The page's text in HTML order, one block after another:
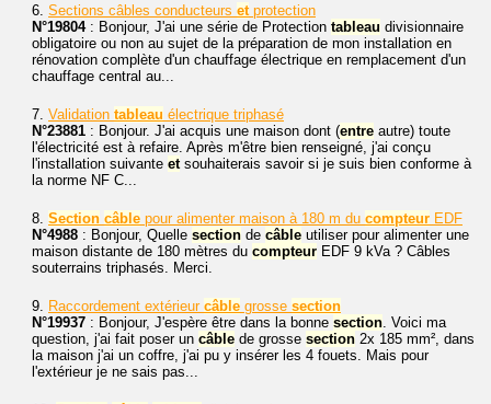
6. Sections câbles conducteurs et protection
N°19804: Bonjour, J'ai une série de Protection tableau divisionnaire
obligatoire ou non au sujet de la préparation de mon installation en
rénovation complète d'un chauffage électrique en remplacement d'un
chauffage central au...
7. Validation tableau électrique triphasé
N°23881 : Bonjour. J'ai acquis une maison dont (entre autre) toute
l'électricité est à refaire. Après m'être bien renseigné, j'ai conçu
l'installation suivante et souhaiterais savoir si je suis bien conforme à
la norme NF C...
8. Section câble pour alimenter maison à 180 m du compteur EDF
N°4988 : Bonjour, Quelle section de câble utiliser pour alimenter une
maison distante de 180 mètres du compteur EDF 9 kVa ? Câbles
souterrains triphasés. Merci.
9. Raccordement extérieur câble grosse section
N°19937 : Bonjour, J'espère être dans la bonne section . Voici ma
question, j'ai fait poser un câble de grosse section 2x 185 mm², dans
la maison j'ai un coffre, j'ai pu y insérer les 4 fouets. Mais pour
l'extérieur je ne sais pas...